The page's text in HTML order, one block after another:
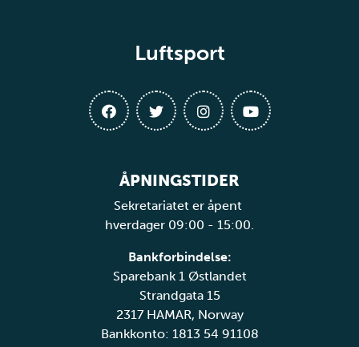
Luftsport
ÅPNINGSTIDER
Sekretariatet er åpent
hverdager 09:00 - 15:00.
Bankforbindelse:
Sparebank 1 Østlandet
Strandgata 15
2317 HAMAR, Norway
Bankkonto: 1813 54 91108